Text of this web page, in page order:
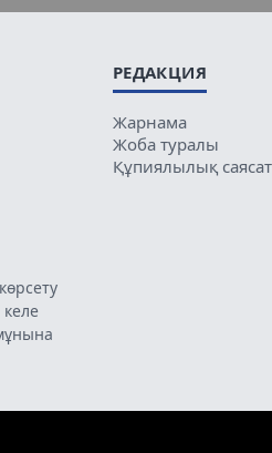
келе
РЕДАКЦИЯ
Жарнама
Жоба туралы
Құпиялылық